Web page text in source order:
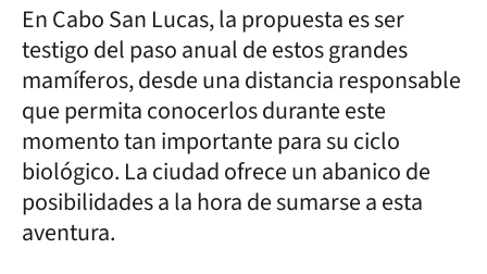
En Cabo San Lucas, la propuesta es ser
testigo del paso anual de estos grandes
mamíferos, desde una distancia responsable
que permita conocerlos durante este
momento tan importante para su ciclo
biológico. La ciudad ofrece un abanico de
posibilidades a la hora de sumarse a esta
aventura.